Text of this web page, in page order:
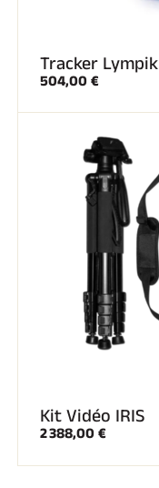
Tracker Lympik
504,00 €
Kit Vidéo IRIS
2 388,00 €